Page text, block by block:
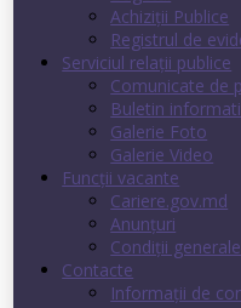
Achiziții Publice
Registrul de
Serviciul relații publice
Comunicate de
Buletin
Galerie Foto
Galerie Video
Funcții vacante
Cariere.gov.md
Anunţuri
Condiţii generale
Contacte
Informații de